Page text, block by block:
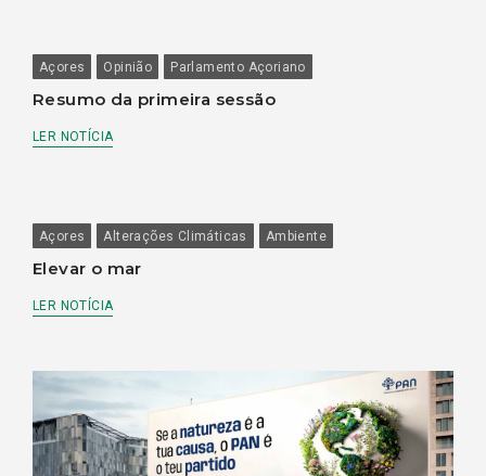
Açores Opinião Parlamento Açoriano
Resumo da primeira sessão
LER NOTÍCIA
Açores Alterações Climáticas Ambiente
Elevar o mar
LER NOTÍCIA